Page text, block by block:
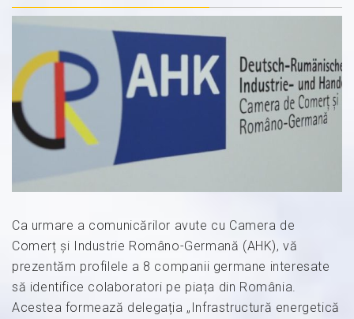
Ca urmare a comunicărilor avute cu Camera de
Comerț și Industrie Româno-Germană (AHK), vă
prezentăm profilele a 8 companii germane interesate
să identifice colaboratori pe piața din România.
Acestea formează delegația „Infrastructură energetică